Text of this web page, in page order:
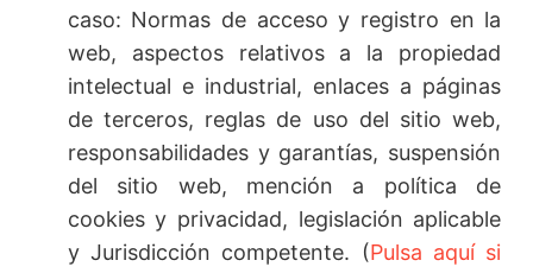
caso: Normas de acceso y registro en la
web, aspectos relativos a la propiedad
intelectual e industrial, enlaces a páginas
de terceros, reglas de uso del sitio web,
responsabilidades y garantías, suspensión
del sitio web, mención a política de
cookies y privacidad, legislación aplicable
y Jurisdicción competente. (Pulsa aquí si